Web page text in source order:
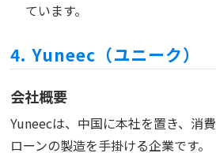
ています。
4. Yuneec（ユニーク）
会社概要
Yuneecは、中国に本社を置き、消
ローンの製造を手掛ける企業です。